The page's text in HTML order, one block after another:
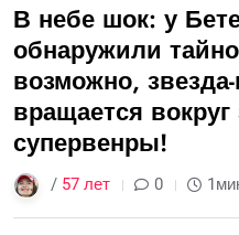
В небе шок: у
обнаружили
возможно,
вращается
супервенры!
/ 57 лет 0